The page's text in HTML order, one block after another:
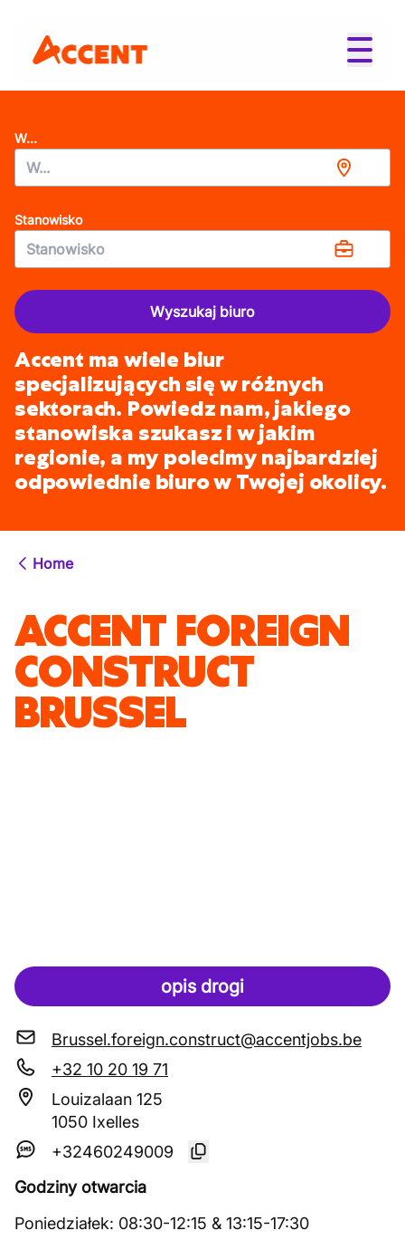
W...
Stanowisko
Wyszukaj biuro
Accent ma wiele biur
specjalizujących się w różnych
sektorach. Powiedz nam, jakiego
stanowiska szukasz i w jakim
regionie, a my polecimy najbardziej
odpowiednie biuro w Twojej okolicy.
Home
ACCENT FOREIGN
CONSTRUCT
BRUSSEL
opis drogi
Brussel.foreign.construct@accentjobs.be
+32 10 20 19 71
Louizalaan 125
1050 Ixelles
+32460249009
Godziny otwarcia
Poniedziałek: 08:30-12:15 & 13:15-17:30